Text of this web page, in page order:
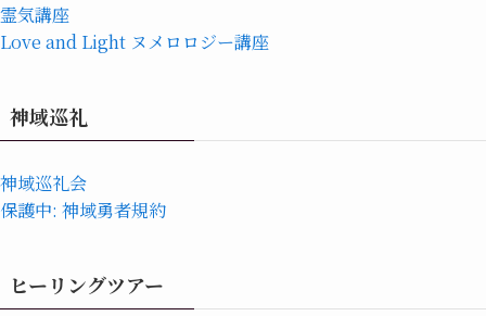
霊気講座
Love and Light ヌメロロジー講座
神域巡礼
神域巡礼会
保護中: 神域勇者規約
ヒーリングツアー